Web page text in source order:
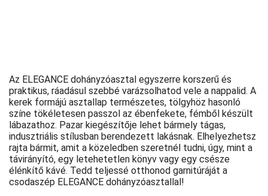
Az ELEGANCE dohányzóasztal egyszerre korszerű és
praktikus, ráadásul szebbé varázsolhatod vele a nappalid. A
kerek formájú asztallap természetes, tölgyhöz hasonló
színe tökéletesen passzol az ébenfekete, fémből készült
lábazathoz. Pazar kiegészítője lehet bármely tágas,
indusztriális stílusban berendezett lakásnak. Elhelyezhetsz
rajta bármit, amit a közeledben szeretnél tudni, úgy, mint a
távirányító, egy letehetetlen könyv vagy egy csésze
élénkítő kávé. Tedd teljessé otthonod garnitúráját a
csodaszép ELEGANCE dohányzóasztallal!